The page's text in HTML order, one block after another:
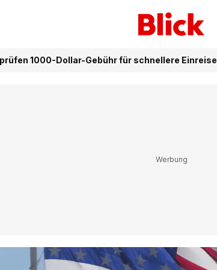
prüfen 1000-Dollar-Gebühr für schnellere Einreise